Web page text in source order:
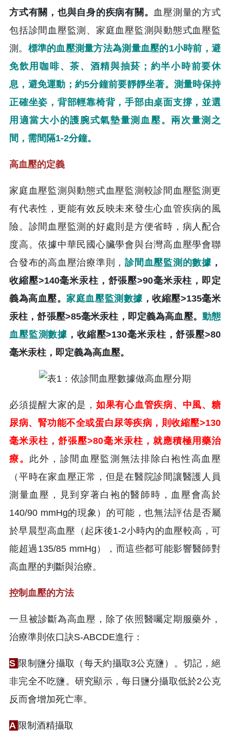
方式有關，也與自身的疾病有關。 血壓測量的方式
包括診間血壓監測、家庭血壓監測與動態式血壓監
測。 標準的血壓測量方法為測量血壓的1小時前，避
免飲用咖啡、茶、酒精與抽菸；約半小時前要休
息，避免運動；約5分鐘前要靜靜坐著。測量時保持
正確坐姿，背部輕靠椅背，手部由桌面支撐，並選
用適當大小的護腕式氣墊量測血壓。兩次量測之
間，需間隔1-2分鐘。
高血壓的定義
家庭血壓監測與動態式血壓監測較診間血壓監測更
有代表性，更能有效反映未來發生心血管疾病的風
險。診間血壓監測的好處則是方便省時，病人配合
度高。依據中華民國心臟學會與台灣高血壓學會聯
合發布的高血壓治療準則，診間血壓監測的數據 ，
收縮壓>140毫米汞柱，舒張壓>90毫米汞柱，即定
義為高血壓。家庭血壓監測數據 ，收縮壓>135毫米
汞柱，舒張壓>85毫米汞柱，即定義為高血壓。 動態
血壓監測數據 ，收縮壓>130毫米汞柱，舒張壓>80
毫米汞柱，即定義為高血壓。
必須提醒大家的是， 如果有心血管疾病、中風、糖
尿病、腎功能不全或蛋白尿等疾病，則收縮壓>130
毫米汞柱，舒張壓>80毫米汞柱，就應積極用藥治
療。 此外，診間血壓監測無法排除白袍性高血壓
（平時在家血壓正常，但是在醫院診間讓醫護人員
測量血壓，見到穿著白袍的醫師時，血壓會高於
140/90 mmHg的現象）的可能，也無法評估是否屬
於早晨型高血壓（起床後1-2小時內的血壓較高，可
能超過135/85 mmHg），而這些都可能影響醫師對
高血壓的判斷與治療。
控制血壓的方法
一旦被診斷為高血壓，除了依照醫囑定期服藥外，
治療準則依口訣S-ABCDE進行：
S 限制鹽分攝取（每天約攝取3公克鹽）。切記，絕
非完全不吃鹽。研究顯示，每日鹽分攝取低於2公克
反而會增加死亡率。
A 限制酒精攝取